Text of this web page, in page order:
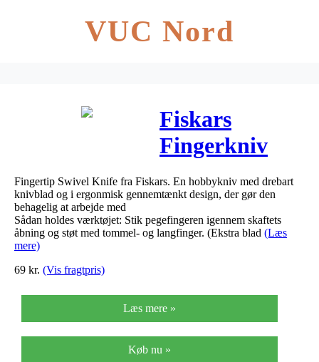
VUC Nord
Fiskars
Fingerkniv
Drejbart
knivblad Hvid
Fingertip Swivel Knife fra Fiskars. En hobbykniv med drebart
knivblad og i ergonmisk gennemtænkt design, der gør den
behagelig at arbejde med
Sådan holdes værktøjet: Stik pegefingeren igennem skaftets
åbning og støt med tommel- og langfinger. (Ekstra blad (Læs
mere)
69 kr. (Vis fragtpris)
Læs mere »
Køb nu »